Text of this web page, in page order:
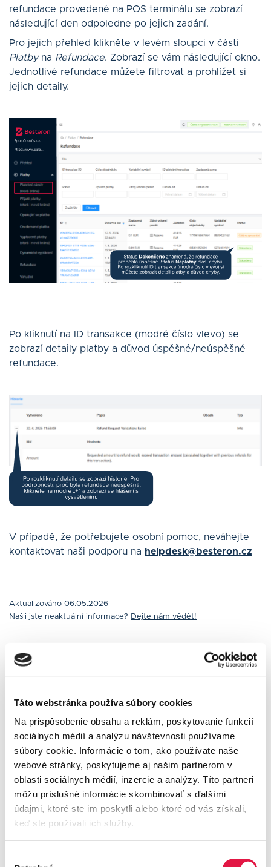
Táto webstránka používa súbory cookies
Na prispôsobenie obsahu a reklám, poskytovanie funkcií
sociálnych médií a analýzu návštevnosti používame
súbory cookie. Informácie o tom, ako používate naše
webové stránky, poskytujeme aj našim partnerom v
oblasti sociálnych médií, inzercie a analýzy. Títo partneri
môžu príslušné informácie skombinovať s ďalšími
údajmi, ktoré ste im poskytli alebo ktoré od vás získali,
keď ste používali ich služby.
refundace provedené na POS terminálu se zobrazí
následující den odpoledne po jejich zadání.
Pro jejich přehled klikněte v levém sloupci v části
Platbyna Refundace. Zobrazí se vám následující okno.
Jednotlivé refundace můžete filtrovat a prohlížet si
jejich detaily.
Po kliknutí na ID transakce (modré číslo vlevo) se
zobrazí detaily platby a důvod úspěšné/neúspěšné
refundace.
V případě, že potřebujete osobní pomoc, neváhejte
kontaktovat naši podporu na helpdesk@besteron.cz
Aktualizováno 06.05.2026
Našli jste neaktuální informace? Dejte nám vědět!
ANO NE
Nejčastější dotazy
Manuál terminálu Besteron